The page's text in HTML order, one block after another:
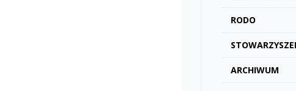
RODO
ARCHIWUM